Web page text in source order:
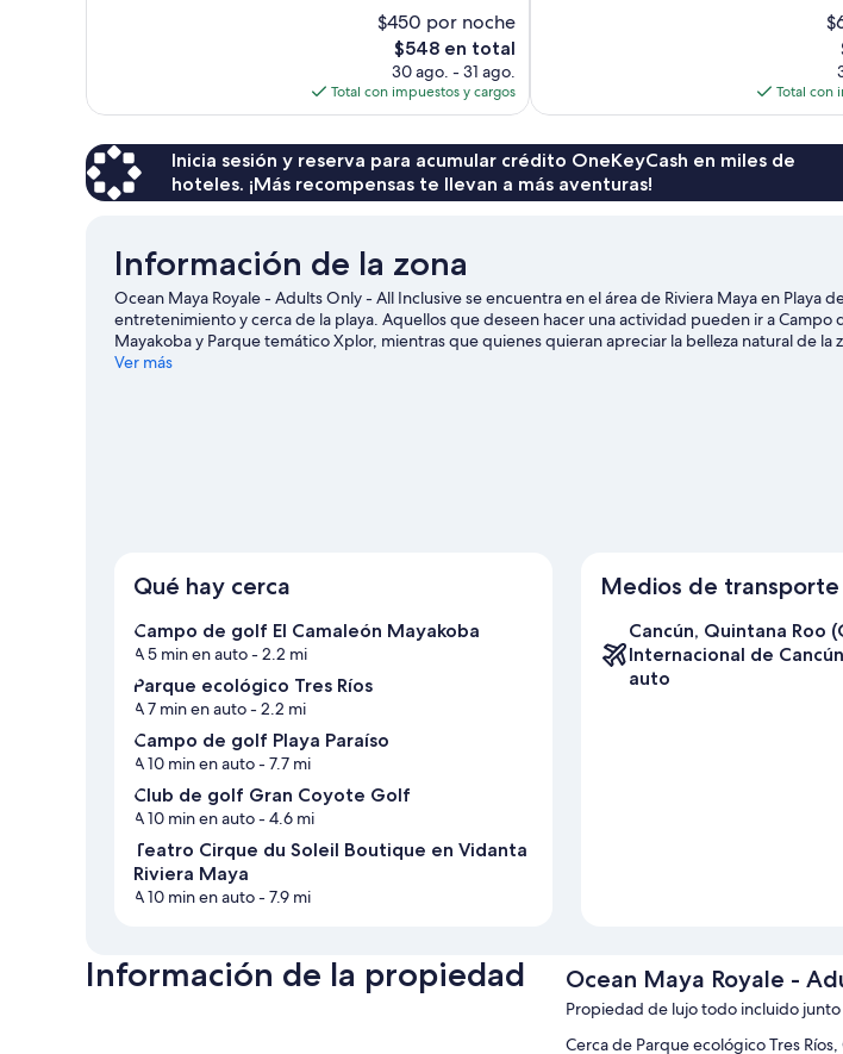
$450 por noche
El
precio
actual
es
$548
$548 en total
30 ago. - 31 ago.
Total con impuestos y cargos Total con
Inicia sesión y reserva para acumular crédito OneKeyCash en miles de
hoteles. ¡Más recompensas te llevan a más aventuras!
Información de la zona
Ocean Maya Royale - Adults Only - All Inclusive se encuentra en el área de Riviera Maya en Playa
entretenimiento y cerca de la playa. Aquellos que deseen hacer una actividad pueden ir a Campo
Mayakoba y Parque temático Xplor, mientras que quienes quieran apreciar la belleza natural de la
Playa Maroma y Parque ecológico Tres Ríos. ¿Quieres asistir a un evento o partido mientras estás
Ver más
Qué hay cerca
Campo de golf El Camaleón Mayakoba
A 5 min en auto- 2.2 mi
Parque ecológico Tres Ríos
A 7 min en auto- 2.2 mi
Campo de golf Playa Paraíso
A 10 min en auto- 7.7 mi
Club de golf Gran Coyote Golf
A 10 min en auto- 4.6 mi
Teatro Cirque du Soleil Boutique en Vidanta
Riviera Maya
A 10 min en auto- 7.9 mi
Medios de transporte
Cancún, Quintana Roo
Internacional de
auto
Información de la propiedad Ocean Maya Royale -
Propiedad de lujo todo incluido junto
Cerca de Parque ecológico Tres